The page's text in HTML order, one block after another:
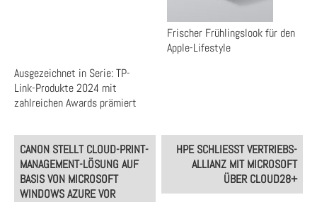
Frischer Frühlingslook für den
Apple-Lifestyle
Ausgezeichnet in Serie: TP-
Link-Produkte 2024 mit
zahlreichen Awards prämiert
Post
navigation
CANON STELLT CLOUD-PRINT-
MANAGEMENT-LÖSUNG AUF
BASIS VON MICROSOFT
WINDOWS AZURE VOR
HPE SCHLIESST VERTRIEBS-A
LLIANZ MIT MICROSOFT Ü
BER CLOUD28+